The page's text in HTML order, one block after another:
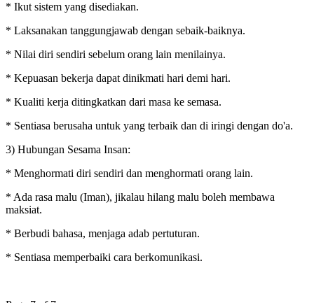
* Ikut sistem yang disediakan.
* Laksanakan tanggungjawab dengan sebaik-baiknya.
* Nilai diri sendiri sebelum orang lain menilainya.
* Kepuasan bekerja dapat dinikmati hari demi hari.
* Kualiti kerja ditingkatkan dari masa ke semasa.
* Sentiasa berusaha untuk yang terbaik dan di iringi dengan do'a.
3) Hubungan Sesama Insan:
* Menghormati diri sendiri dan menghormati orang lain.
* Ada rasa malu (Iman), jikalau hilang malu boleh membawa
maksiat.
* Berbudi bahasa, menjaga adab pertuturan.
* Sentiasa memperbaiki cara berkomunikasi.